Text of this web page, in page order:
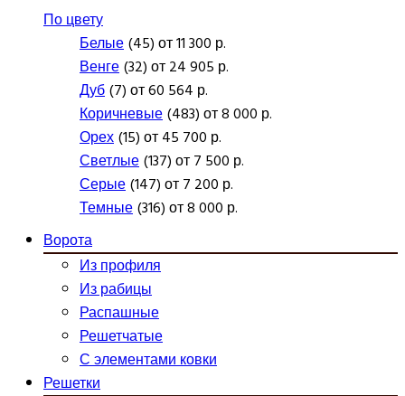
По цвету
Белые(45) от 11 300 р.
Венге(32) от 24 905 р.
Дуб(7) от 60 564 р.
Коричневые(483) от 8 000 р.
Орех(15) от 45 700 р.
Светлые(137) от 7 500 р.
Серые(147) от 7 200 р.
Темные(316) от 8 000 р.
Ворота
Из профиля
Из рабицы
Распашные
Решетчатые
С элементами ковки
Решетки